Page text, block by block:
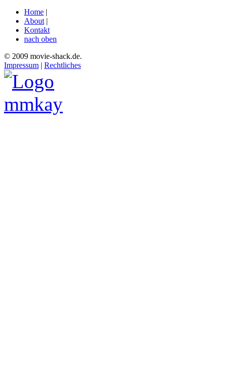
Home |
About |
Kontakt
nach oben
© 2009 movie-shack.de.
Impressum | Rechtliches